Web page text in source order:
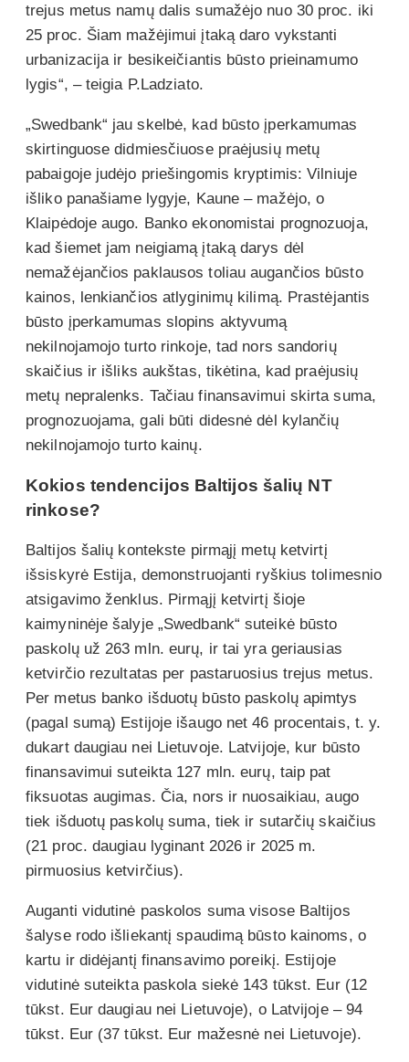
trejus metus namų dalis sumažėjo nuo 30 proc. iki
25 proc. Šiam mažėjimui įtaką daro vykstanti
urbanizacija ir besikeičiantis būsto prieinamumo
lygis“, – teigia P.Ladziato.
„Swedbank“ jau skelbė, kad būsto įperkamumas
skirtinguose didmiesčiuose praėjusių metų
pabaigoje judėjo priešingomis kryptimis: Vilniuje
išliko panašiame lygyje, Kaune – mažėjo, o
Klaipėdoje augo. Banko ekonomistai prognozuoja,
kad šiemet jam neigiamą įtaką darys dėl
nemažėjančios paklausos toliau augančios būsto
kainos, lenkiančios atlyginimų kilimą. Prastėjantis
būsto įperkamumas slopins aktyvumą
nekilnojamojo turto rinkoje, tad nors sandorių
skaičius ir išliks aukštas, tikėtina, kad praėjusių
metų nepralenks. Tačiau finansavimui skirta suma,
prognozuojama, gali būti didesnė dėl kylančių
nekilnojamojo turto kainų.
Kokios tendencijos Baltijos šalių NT
rinkose?
Baltijos šalių kontekste pirmąjį metų ketvirtį
išsiskyrė Estija, demonstruojanti ryškius tolimesnio
atsigavimo ženklus. Pirmąjį ketvirtį šioje
kaimyninėje šalyje „Swedbank“ suteikė būsto
paskolų už 263 mln. eurų, ir tai yra geriausias
ketvirčio rezultatas per pastaruosius trejus metus.
Per metus banko išduotų būsto paskolų apimtys
(pagal sumą) Estijoje išaugo net 46 procentais, t. y.
dukart daugiau nei Lietuvoje. Latvijoje, kur būsto
finansavimui suteikta 127 mln. eurų, taip pat
fiksuotas augimas. Čia, nors ir nuosaikiau, augo
tiek išduotų paskolų suma, tiek ir sutarčių skaičius
(21 proc. daugiau lyginant 2026 ir 2025 m.
pirmuosius ketvirčius).
Auganti vidutinė paskolos suma visose Baltijos
šalyse rodo išliekantį spaudimą būsto kainoms, o
kartu ir didėjantį finansavimo poreikį. Estijoje
vidutinė suteikta paskola siekė 143 tūkst. Eur (12
tūkst. Eur daugiau nei Lietuvoje), o Latvijoje – 94
tūkst. Eur (37 tūkst. Eur mažesnė nei Lietuvoje).